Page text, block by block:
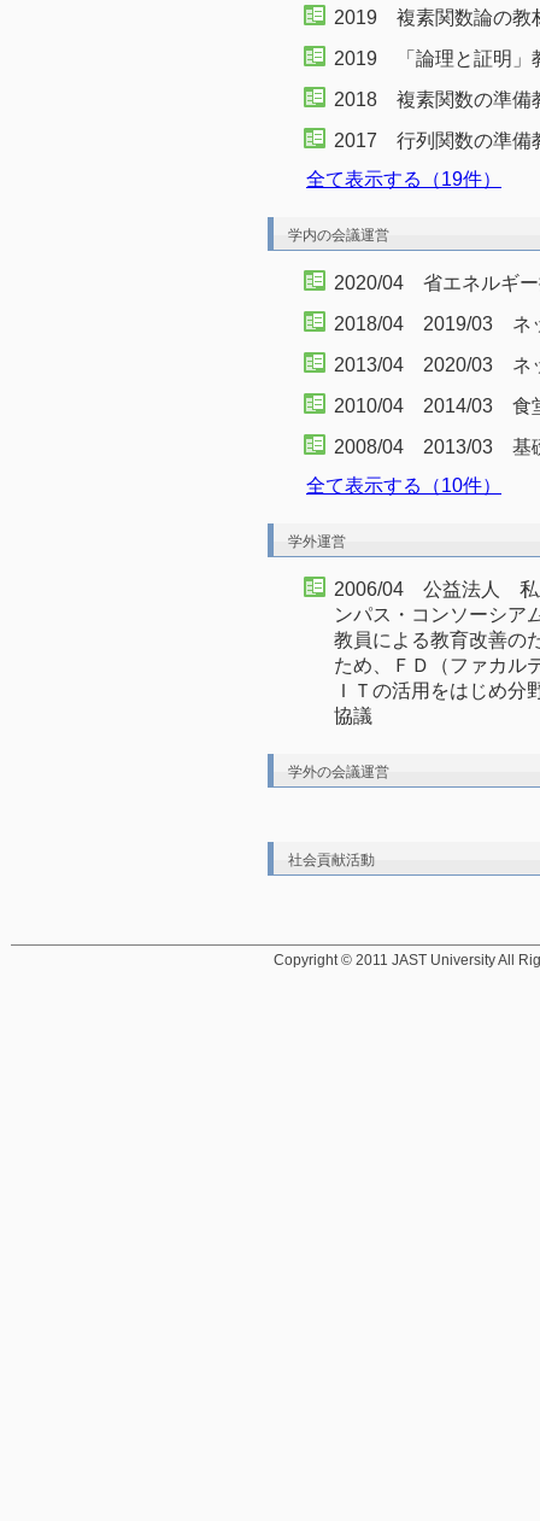
2019 複素関数論の教
2019 「論理と証明」
2018 複素関数の準備
2017 行列関数の準備
全て表示する（19件）
学内の会議運営
2020/04 省エネルギー
2018/04 2019/03 ネ
2013/04 2020/03 ネ
2010/04 2014/03 食
2008/04 2013/03 基
全て表示する（10件）
学外運営
2006/04 公益法人 私
ンパス・コンソーシ
教員による教育改善の
ため、ＦＤ（ファカル
ＩＴの活用をはじめ分
協議
学外の会議運営
社会貢献活動